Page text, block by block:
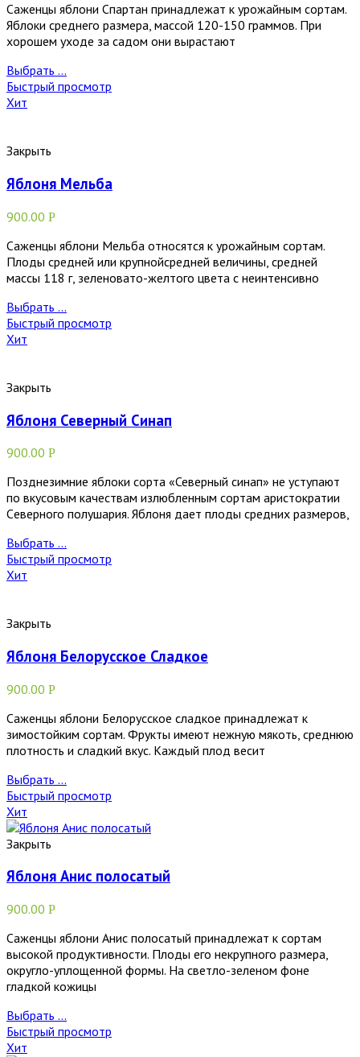
Саженцы яблони Спартан принадлежат к урожайным сортам.
Яблоки среднего размера, массой 120-150 граммов. При
хорошем уходе за садом они вырастают
Выбрать ...
Быстрый просмотр
Хит
Закрыть
Яблоня Мельба
900.00 Р
Саженцы яблони Мельба относятся к урожайным сортам.
Плоды средней или крупнойсредней величины, средней
массы 118 г, зеленовато-желтого цвета с неинтенсивно
Выбрать ...
Быстрый просмотр
Хит
Закрыть
Яблоня Северный Синап
900.00 Р
Позднезимние яблоки сорта «Северный синап» не уступают
по вкусовым качествам излюбленным сортам аристократии
Cеверного полушария. Яблоня дает плоды средних размеров,
Выбрать ...
Быстрый просмотр
Хит
Закрыть
Яблоня Белорусское Сладкое
900.00 Р
Саженцы яблони Белорусское сладкое принадлежат к
зимостойким сортам. Фрукты имеют нежную мякоть, среднюю
плотность и сладкий вкус. Каждый плод весит
Выбрать ...
Быстрый просмотр
Хит
Закрыть
Яблоня Анис полосатый
900.00 Р
Саженцы яблони Анис полосатый принадлежат к сортам
высокой продуктивности. Плоды его некрупного размера,
округло-уплощенной формы. На светло-зеленом фоне
гладкой кожицы
Выбрать ...
Быстрый просмотр
Хит